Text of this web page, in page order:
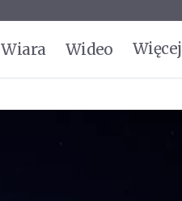
Wiara Wideo Więcej